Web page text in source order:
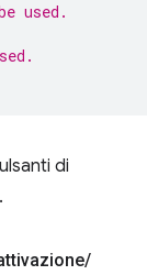
used.
di
/